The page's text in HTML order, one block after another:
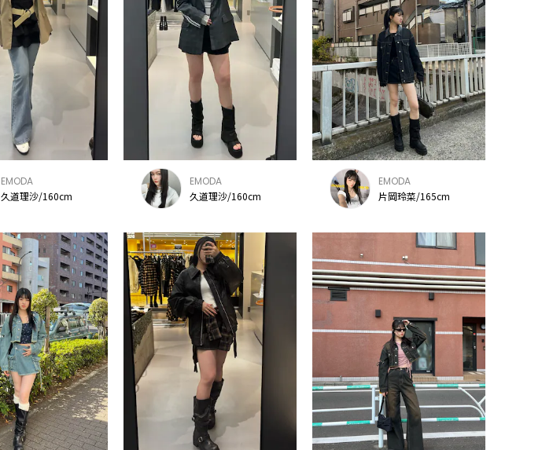
EMODA
久道理沙/160cm
EMODA
久道理沙/160cm
EMODA
片岡玲菜/165cm